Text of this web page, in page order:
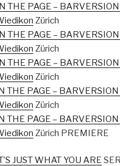
THE PAGE – BARVERSION
Zürich
THE PAGE – BARVERSION
Zürich
THE PAGE – BARVERSION
Zürich
THE PAGE – BARVERSION
Zürich
THE PAGE – BARVERSION
Zürich PREMIERE
JUST WHAT YOU ARE